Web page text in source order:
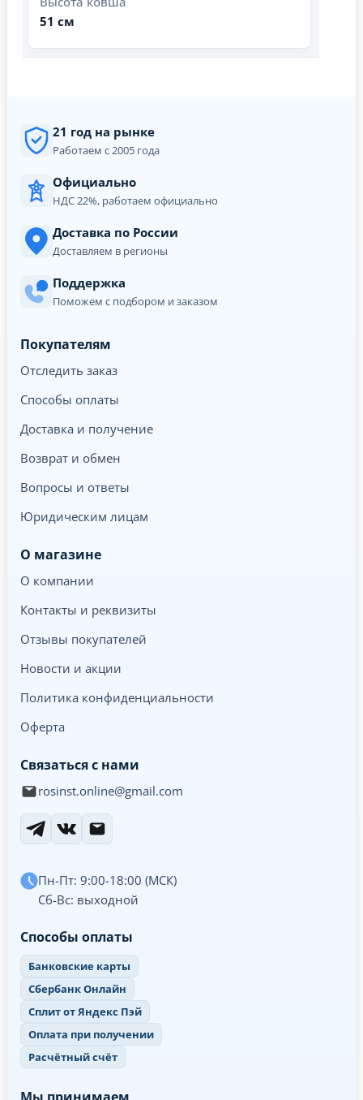
51 см
21 год на рынке
Работаем с 2005 года
Официально
НДС 22%, работаем официально
Доставка по России
Доставляем в регионы
Поддержка
Поможем с подбором и заказом
Покупателям
Отследить заказ
Способы оплаты
Доставка и получение
Возврат и обмен
Вопросы и ответы
Юридическим лицам
О магазине
О компании
Контакты и реквизиты
Отзывы покупателей
Новости и акции
Политика конфиденциальности
Оферта
Связаться с нами
rosinst.online@gmail.com
Пн-Пт: 9:00-18:00 (МСК)
Сб-Вс: выходной
Способы оплаты
Банковские карты
Сбербанк Онлайн
Сплит от Яндекс Пэй
Оплата при получении
Расчётный счёт
Мы принимаем